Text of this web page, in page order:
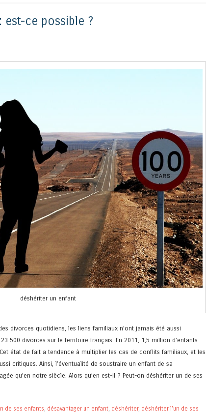
est-ce possible ?
déshériter un enfant
divorces quotidiens, les liens familiaux n’ont jamais été aussi
500 divorces sur le territoire français. En 2011, 1,5 million d’enfants
état de fait a tendance à multiplier les cas de conflits familiaux, et les
critiques. Ainsi, l’éventualité de soustraire un enfant de sa
qu’en notre siècle. Alors qu’en est-il ? Peut-on déshériter un de ses
de ses enfants, désavantager un enfant, déshériter, déshériter l’un de ses